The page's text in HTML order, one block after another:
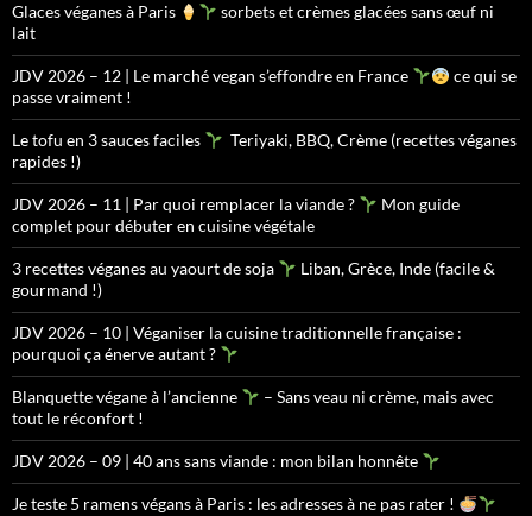
Glaces véganes à Paris
sorbets et crèmes glacées sans œuf ni
lait
JDV 2026 – 12 | Le marché vegan s’effondre en France
ce qui se
passe vraiment !
Le tofu en 3 sauces faciles
Teriyaki, BBQ, Crème (recettes véganes
rapides !)
JDV 2026 – 11 | Par quoi remplacer la viande ?
Mon guide
complet pour débuter en cuisine végétale
3 recettes véganes au yaourt de soja
Liban, Grèce, Inde (facile &
gourmand !)
JDV 2026 – 10 | Véganiser la cuisine traditionnelle française :
pourquoi ça énerve autant ?
Blanquette végane à l’ancienne
– Sans veau ni crème, mais avec
tout le réconfort !
JDV 2026 – 09 | 40 ans sans viande : mon bilan honnête
Je teste 5 ramens végans à Paris : les adresses à ne pas rater !